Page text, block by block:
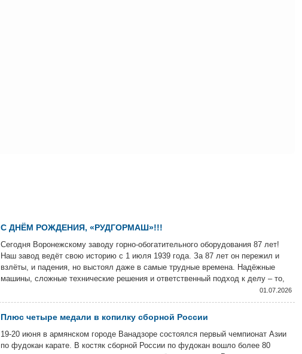
С ДНЁМ РОЖДЕНИЯ, «РУДГОРМАШ»!!!
Сегодня Воронежскому заводу горно-обогатительного оборудования 87 лет!
Наш завод ведёт свою историю с 1 июля 1939 года. За 87 лет он пережил и
взлёты, и падения, но выстоял даже в самые трудные времена. Надёжные
машины, сложные технические решения и ответственный подход к делу – то,
01.07.2026
Плюс четыре медали в копилку сборной России
19-20 июня в армянском городе Ванадзоре состоялся первый чемпионат Азии
по фудокан карате. В костяк сборной России по фудокан вошло более 80